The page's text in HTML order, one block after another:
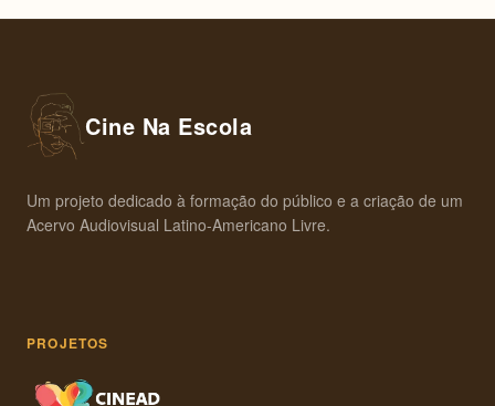
Cine Na Escola
Um projeto dedicado à formação do público e a criação de um
Acervo Audiovisual Latino-Americano Livre.
PROJETOS